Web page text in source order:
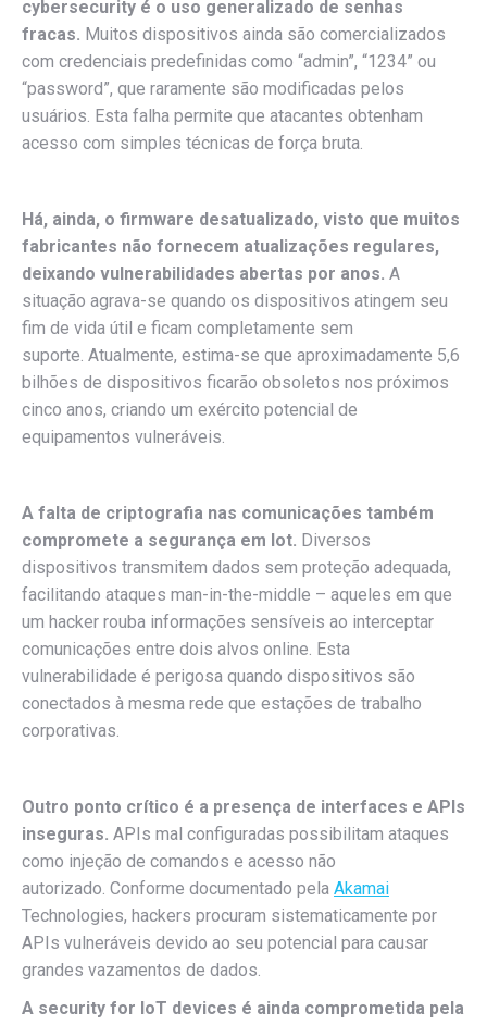
cybersecurity é o uso generalizado de senhas
fracas. Muitos dispositivos ainda são comercializados
com credenciais predefinidas como “admin”, “1234” ou
“password”, que raramente são modificadas pelos
usuários. Esta falha permite que atacantes obtenham
acesso com simples técnicas de força bruta.
Há, ainda, o firmware desatualizado, visto que muitos
fabricantes não fornecem atualizações regulares,
deixando vulnerabilidades abertas por anos. A
situação agrava-se quando os dispositivos atingem seu
fim de vida útil e ficam completamente sem
suporte. Atualmente, estima-se que aproximadamente 5,6
bilhões de dispositivos ficarão obsoletos nos próximos
cinco anos, criando um exército potencial de
equipamentos vulneráveis.
A falta de criptografia nas comunicações também
compromete a segurança em Iot. Diversos
dispositivos transmitem dados sem proteção adequada,
facilitando ataques man-in-the-middle – aqueles em que
um hacker rouba informações sensíveis ao interceptar
comunicações entre dois alvos online. Esta
vulnerabilidade é perigosa quando dispositivos são
conectados à mesma rede que estações de trabalho
corporativas.
Outro ponto crítico é a presença de interfaces e APIs
inseguras. APIs mal configuradas possibilitam ataques
como injeção de comandos e acesso não
autorizado. Conforme documentado pela Akamai
Technologies, hackers procuram sistematicamente por
APIs vulneráveis devido ao seu potencial para causar
grandes vazamentos de dados.
A security for IoT devices é ainda comprometida pela